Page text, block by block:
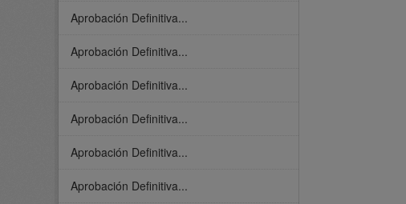
Aprobación Definitiva...
Aprobación Definitiva...
Aprobación Definitiva...
Aprobación Definitiva...
Aprobación Definitiva...
Aprobación Definitiva...